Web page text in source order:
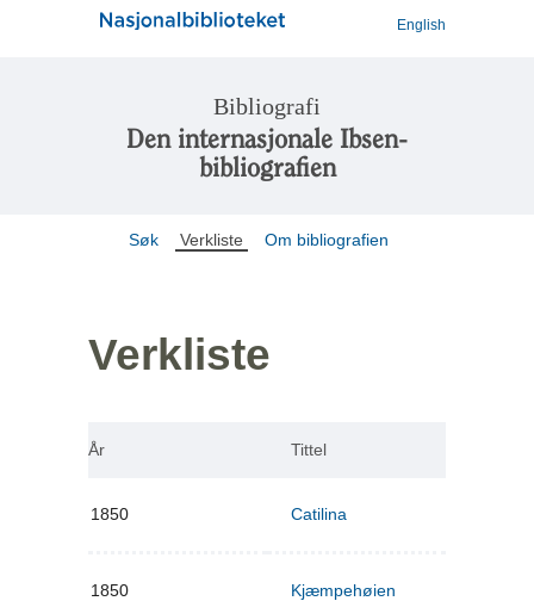
English
Bibliografi
Den internasjonale Ibsen-
bibliografien
Søk Verkliste Om bibliografien
Verkliste
År Tittel
1850 Catilina
1850 Kjæmpehøien